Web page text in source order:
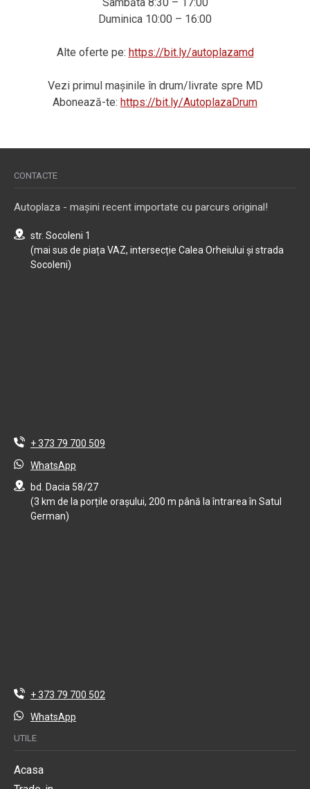
Sâmbăta 8:30 – 17:00
Duminica 10:00 – 16:00
Alte oferte pe: https://bit.ly/autoplazamd
Vezi primul mașinile în drum/livrate spre MD
Abonează-te: https://bit.ly/AutoplazaDrum
CONTACTE
Autoplaza - mașini recent importate cu parcurs original!
str. Socoleni 1
(mai sus de piața VAZ, intersecție Calea Orheiului și strada
Socoleni)
+ 373 79 700 509
WhatsApp
bd. Dacia 58/27
(3 km de la porțile orașului, 200 m până la întrarea în Satul
German)
+ 373 79 700 502
WhatsApp
UTILE
Acasa